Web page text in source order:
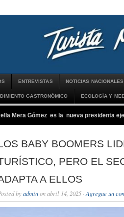
ENTREVISTAS NOTICIAS NACIONALES
GASTRONÓMICO ECOLOGÍA Y
Mera Gómez es la nueva presidenta
BABY BOOMERS
PERO EL
A ELLOS
byadminon abril 14, 2025 · Agregue un